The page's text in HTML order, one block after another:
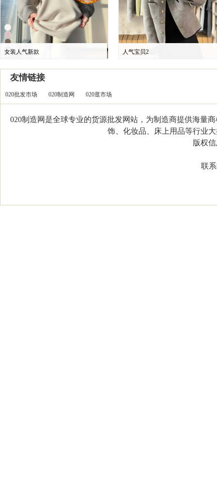
女装人气新款 人气宝贝2
友情链接
020批发市场 020制造网 020逛市场
020制造网是全球专业的货源批发网站，为制造商提供海量
饰、化妆品、床上用品等行业
版权信
联